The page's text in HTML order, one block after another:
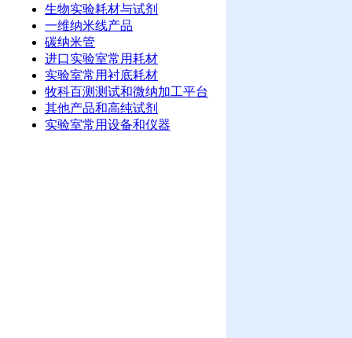
生物实验耗材与试剂
一维纳米线产品
碳纳米管
进口实验室常用耗材
实验室常用衬底耗材
牧科百测测试和微纳加工平台
其他产品和高纯试剂
实验室常用设备和仪器